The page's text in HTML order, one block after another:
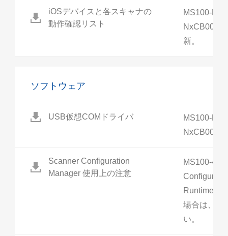
iOSデバイスと各スキャナの
動作確認リスト
MS100-
NxCB00-
新。
ソフトウェア
USB仮想COMドライバ
MS100-
NxCB00-
Scanner Configuration
Manager 使用上の注意
MS100-
Runtime
場合は、本
い。